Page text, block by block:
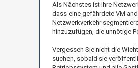
Als Nächstes ist Ihre
dass eine gefährdete VM
Netzwerkverkehr
hinzuzufügen, die unnötige
Vergessen Sie nicht die
suchen, sobald sie